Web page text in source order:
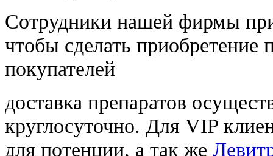
Cотрудники нашей фирмы
чтобы сделать приобретение
покупателей
доставка препаратов
круглосуточно. Для VIP
для потенции, а так же